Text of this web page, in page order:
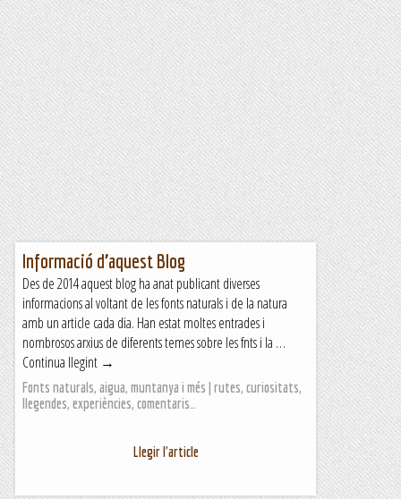
Informació d’aquest Blog
Des de 2014 aquest blog ha anat publicant diverses
informacions al voltant de les fonts naturals i de la natura
amb un article cada dia. Han estat moltes entrades i
nombrosos arxius de diferents temes sobre les fnts i la …
Continua llegint →
Fonts naturals, aigua, muntanya i més | rutes, curiositats,
llegendes, experiències, comentaris…
Llegir l'article